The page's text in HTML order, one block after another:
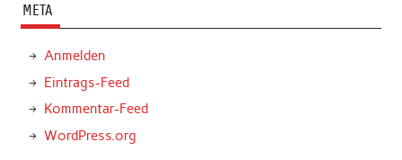
META
Anmelden
Eintrags-Feed
Kommentar-Feed
WordPress.org